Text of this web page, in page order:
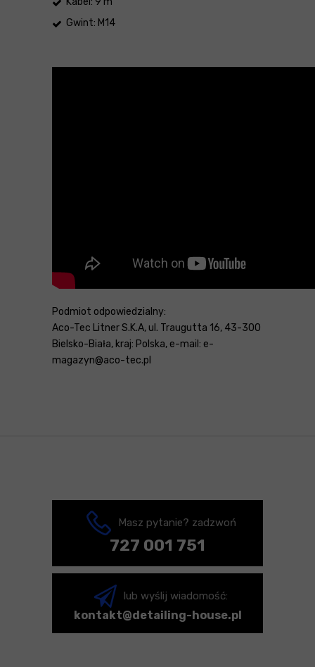
Gwint: M14
Podmiot odpowiedzialny:
Aco-Tec Litner S.K.A, ul. Traugutta 16, 43-300
Bielsko-Biała, kraj: Polska, e-mail: e-
magazyn@aco-tec.pl
Masz pytanie? zadzwoń
727 001 751
lub wyślij wiadomość:
kontakt@detailing-house.pl